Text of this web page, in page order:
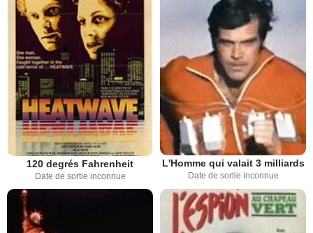
120 degrés Fahrenheit
Date de sortie inconnue
L'Homme qui valait 3 milliards
Date de sortie inconnue